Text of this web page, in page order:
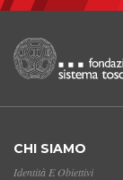
CHI SIAMO
Identità E Obiettivi